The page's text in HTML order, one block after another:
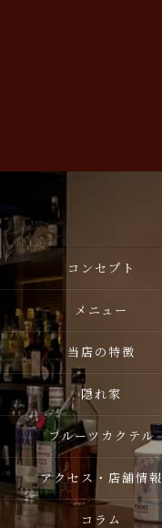
コンセプト
メニュー
当店の特徴
隠れ家
フルーツカクテル
アクセス・店舗情報
コラム